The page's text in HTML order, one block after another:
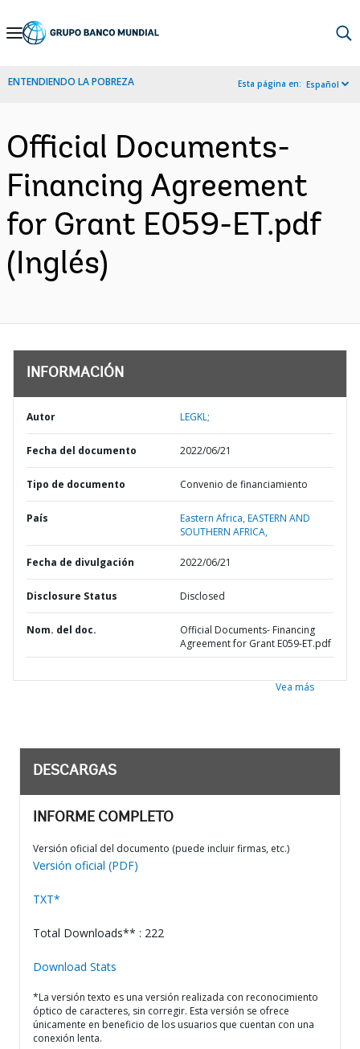
Skip
Navigation
ENTENDIENDO LA POBREZA Esta página en: Español
Official Documents-
Financing Agreement
for Grant E059-ET.pdf
(Inglés)
INFORMACIÓN
Autor LEGKL;
Fecha del documento 2022/06/21
Tipo de documento Convenio de financiamiento
País Eastern Africa,EASTERN AND
SOUTHERN AFRICA,
Fecha de divulgación 2022/06/21
Disclosure Status Disclosed
Nom. del doc.
Official Documents- Financing
Agreement for Grant E059-ET.pdf
Vea más
DESCARGAS
INFORME COMPLETO
Versión oficial del documento (puede incluir firmas, etc.)
Versión oficial (PDF)
TXT*
Total Downloads** : 222
Download Stats
*La versión texto es una versión realizada con reconocimiento
óptico de caracteres, sin corregir. Esta versión se ofrece
únicamente en beneficio de los usuarios que cuentan con una
conexión lenta.